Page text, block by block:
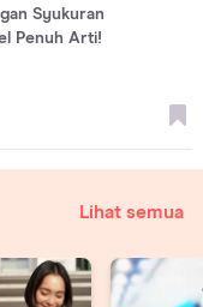
Syukuran
Penuh Arti!
Lihat semua